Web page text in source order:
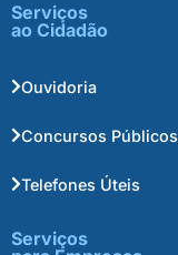
Serviços
ao Cidadão
Ouvidoria
Concursos Públicos
Telefones Úteis
Serviços